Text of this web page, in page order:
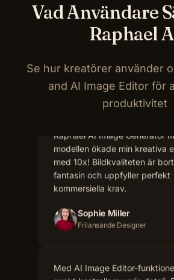
Vad Användare
Raphael
Se hur kreatörer använder
and AI Image Editor för
produktivitet
Raphael AI Image Generator
modellen ökade min kreativa
fantasin och uppfyller perfekt
kommersiella krav.
Sophie Miller
Frilansande Designer
Med AI Image Editor-
som finns!